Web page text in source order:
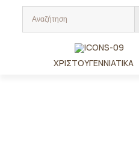
ΧΡΙΣΤΟΥΓΕΝΝΙΆΤΙΚΑ